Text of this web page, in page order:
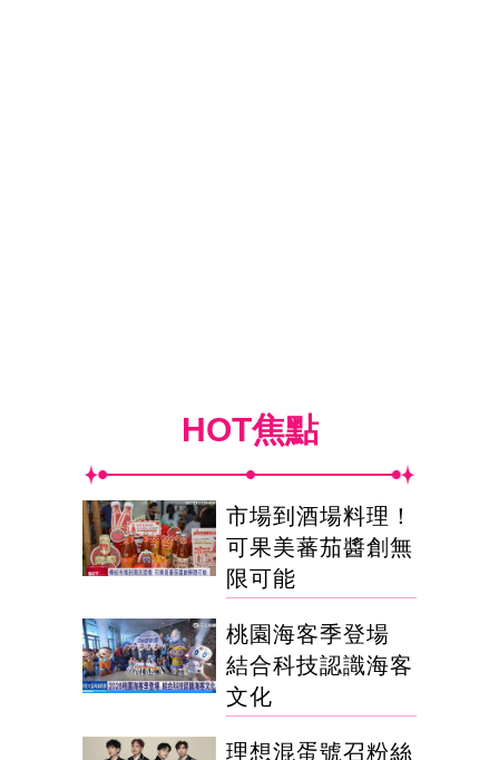
HOT焦點
市場到酒場料理！
可果美蕃茄醬創無
限可能
桃園海客季登場
結合科技認識海客
文化
理想混蛋號召粉絲